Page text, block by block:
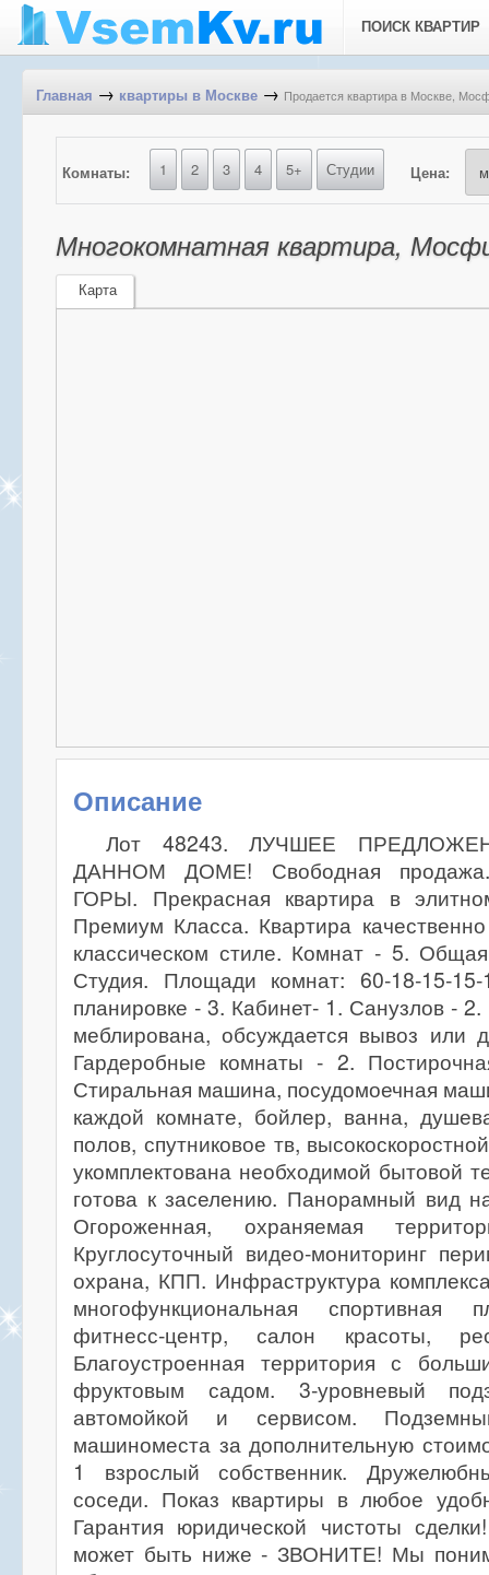
ПОИСК КВАРТИР
Главная → квартиры в Москве → Продается квартира в Москве,
Комнаты: 1 2 3 4 5+ Студии Цена:
Многокомнатная квартира,
Карта
Описание
Лот 48243. ЛУЧШЕЕ
ДАННОМ ДОМЕ! Свободная
ГОРЫ. Прекрасная квартира в
Премиум Класса. Квартира
классическом стиле. Комнат - 5.
Студия. Площади комнат: 60-18-15-
планировке - 3. Кабинет- 1. Санузлов -
меблирована, обсуждается вывоз или
Гардеробные комнаты - 2.
Стиральная машина, посудомоечная
каждой комнате, бойлер, ванна,
полов, спутниковое тв,
укомплектована необходимой бытовой
готова к заселению. Панорамный вид
Огороженная, охраняемая
Круглосуточный видео-мониторинг
охрана, КПП. Инфраструктура
многофункциональная спортивная
фитнесс-центр, салон красоты,
Благоустроенная территория с
фруктовым садом. 3-уровневый
автомойкой и сервисом.
машиноместа за дополнительную
1 взрослый собственник.
соседи. Показ квартиры в любое
Гарантия юридической чистоты
может быть ниже - ЗВОНИТЕ! Мы